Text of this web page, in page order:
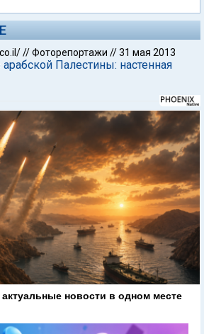
//Фоторепортажи //31 мая 2013
Палестины: настенная
новости в одном месте